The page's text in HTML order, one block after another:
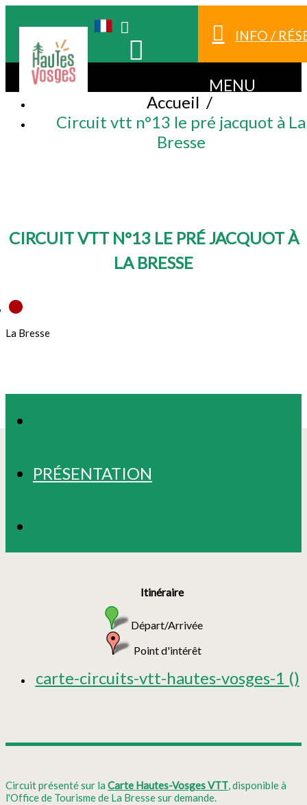
INFO /
MENU
Accueil /
Circuit vtt n°13 le pré jacquot à La
Bresse
CIRCUIT VTT N°13 LE PRÉ JACQUOT À
LA BRESSE
La Bresse
PRÉSENTATION
Itinéraire
Départ/Arrivée
Point d'intérêt
carte-circuits-vtt-hautes-vosges-1 ()
Circuit présenté sur la Carte Hautes-Vosges VTT, disponible à
l'Office de Tourisme de La Bresse sur demande.